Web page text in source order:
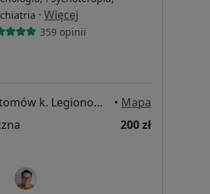
· Więcej
359 opinii
ul. Tęczowa 5 A Chotomów k. Legionowa, Legionowo • Mapa
200 zł